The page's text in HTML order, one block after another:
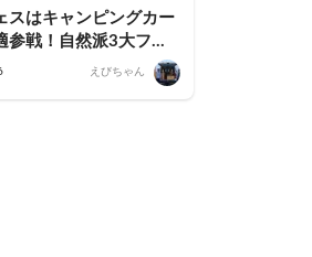
スはキャンピングカー
参戦！自然派3大フェ
中泊のすすめ【2025
えびちゃん